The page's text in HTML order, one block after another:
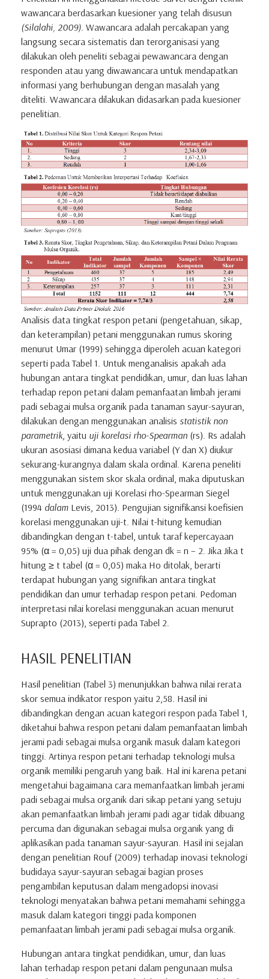
wawancara berdasarkan kuesioner yang telah disusun
(Silalahi, 2009). Wawancara adalah percakapan yang
langsung secara sistematis dan terorganisasi yang
dilakukan oleh peneliti sebagai pewawancara dengan
responden atau yang diwawancara untuk mendapatkan
informasi yang berhubungan dengan masalah yang
diteliti. Wawancara dilakukan didasarkan pada kuesioner
penelitian.
Analisis data tingkat respon petani (pengetahuan, sikap,
dan keterampilan) petani menggunakan rumus skoring
menurut Umar (1999) sehingga diperoleh acuan kategori
seperti pada Tabel 1. Untuk menganalisis apakah ada
hubungan antara tingkat pendidikan, umur, dan luas lahan
terhadap repon petani dalam pemanfaatan limbah jerami
padi sebagai mulsa organik pada tanaman sayur-sayuran,
dilakukan dengan menggunakan analisis statistik non
parametrik, yaitu uji korelasi rho-Spearman (rs). Rs adalah
ukuran asosiasi dimana kedua variabel (Y dan X) diukur
sekurang-kurangnya dalam skala ordinal. Karena peneliti
menggunakan sistem skor skala ordinal, maka diputuskan
untuk menggunakan uji Korelasi rho-Spearman Siegel
(1994 dalam Levis, 2013). Pengujian signifikansi koefisien
korelasi menggunakan uji-t. Nilai t-hitung kemudian
dibandingkan dengan t-tabel, untuk taraf kepercayaan
95% (α = 0,05) uji dua pihak dengan dk = n – 2. Jika Jika t
hitung ≥ t tabel (α = 0,05) maka Ho ditolak, berarti
terdapat hubungan yang signifikan antara tingkat
pendidikan dan umur terhadap respon petani. Pedoman
interpretasi nilai korelasi menggunakan acuan menurut
Suprapto (2013), seperti pada Tabel 2.
HASIL PENELITIAN
Hasil penelitian (Tabel 3) menunjukkan bahwa nilai rerata
skor semua indikator respon yaitu 2,58. Hasil ini
dibandingkan dengan acuan kategori respon pada Tabel 1,
diketahui bahwa respon petani dalam pemanfaatan limbah
jerami padi sebagai mulsa organik masuk dalam kategori
tinggi. Artinya respon petani terhadap teknologi mulsa
organik memiliki pengaruh yang baik. Hal ini karena petani
mengetahui bagaimana cara memanfaatkan limbah jerami
padi sebagai mulsa organik dari sikap petani yang setuju
akan pemanfaatkan limbah jerami padi agar tidak dibuang
percuma dan digunakan sebagai mulsa organik yang di
aplikasikan pada tanaman sayur-sayuran. Hasil ini sejalan
dengan penelitian Rouf (2009) terhadap inovasi teknologi
budidaya sayur-sayuran sebagai bagian proses
pengambilan keputusan dalam mengadopsi inovasi
teknologi menyatakan bahwa petani memahami sehingga
masuk dalam kategori tinggi pada komponen
pemanfaatan limbah jerami padi sebagai mulsa organik.
Hubungan antara tingkat pendidikan, umur, dan luas
lahan terhadap respon petani dalam pengunaan mulsa